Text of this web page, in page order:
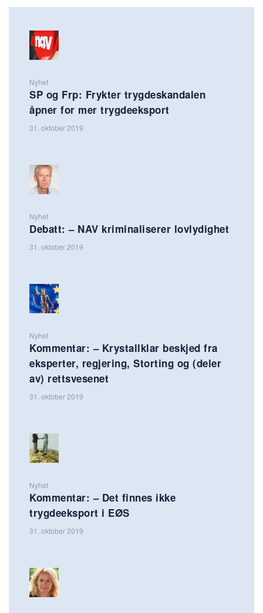
Nyhet
SP og Frp: Frykter trygdeskandalen
åpner for mer trygdeeksport
31. oktober 2019
Nyhet
Debatt: – NAV kriminaliserer lovlydighet
31. oktober 2019
Nyhet
Kommentar: – Krystallklar beskjed fra
eksperter, regjering, Storting og (deler
av) rettsvesenet
31. oktober 2019
Nyhet
Kommentar: – Det finnes ikke
trygdeeksport i EØS
31. oktober 2019